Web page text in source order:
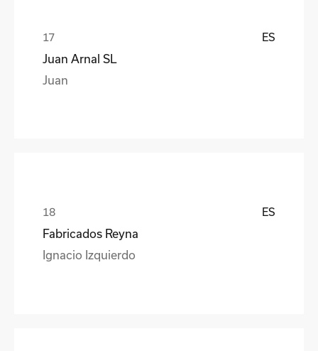
ES
Juan Arnal SL
Juan
ES
Fabricados Reyna
Ignacio Izquierdo